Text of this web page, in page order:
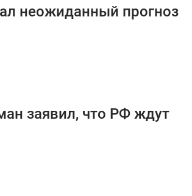
неожиданный прогноз
заявил, что РФ ждут